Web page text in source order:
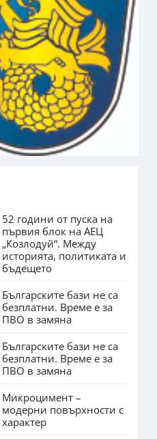
52 години от пуска на
първия блок на АЕЦ
„Козлодуй“. Между
историята, политиката и
бъдещето
Българските бази не са
безплатни. Време е за
ПВО в замяна
Българските бази не са
безплатни. Време е за
ПВО в замяна
Микроцимент –
модерни повърхности с
характер